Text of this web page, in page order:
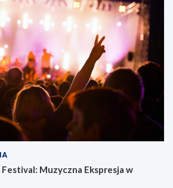
Muzyczna Ekspresja w